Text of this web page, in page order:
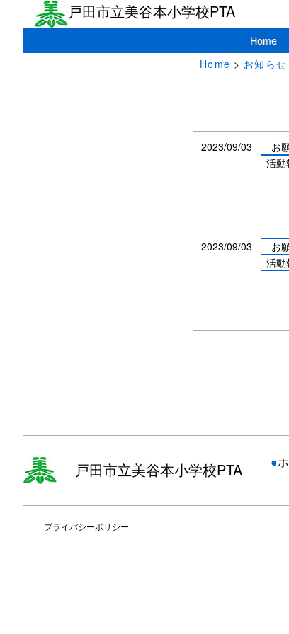
戸田市立美谷本小学校PTA
Home
Home > お知ら
2023/09/03
お
活動
2023/09/03
お
活動
戸田市立美谷本小学校PTA ●
プライバシーポリシー